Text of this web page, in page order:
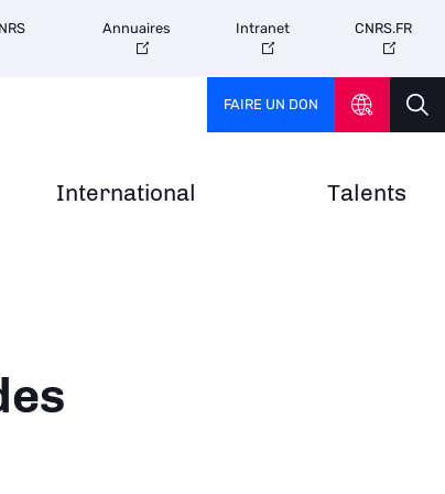
International Talents
Annuaires Intranet CNRS.FR
FAIRE UN DON